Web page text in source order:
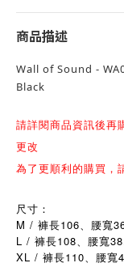
商品描述
Wall of Sound -
Black
請詳閱商品資訊後再
更改
為了更順利的購買，
尺寸：
M / 褲長106、腰寬
L / 褲長108、腰寬
XL / 褲長110、腰寬